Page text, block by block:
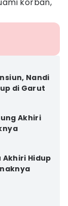
Nandi
di Garut
Akhiri
Hidup